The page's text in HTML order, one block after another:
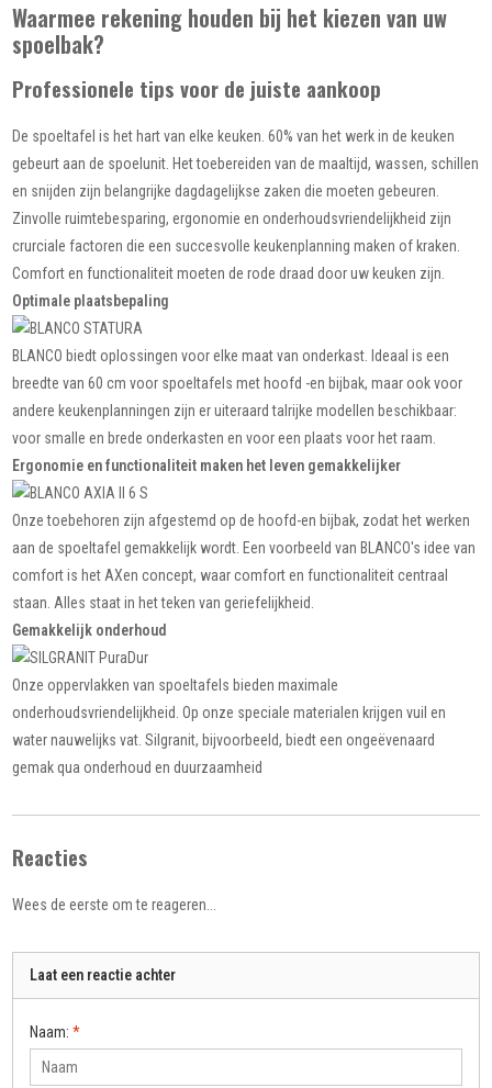
Waarmee rekening houden bij het kiezen van uw
spoelbak?
Professionele tips voor de juiste aankoop
De spoeltafel is het hart van elke keuken. 60% van het werk in de keuken
gebeurt aan de spoelunit. Het toebereiden van de maaltijd, wassen, schillen
en snijden zijn belangrijke dagdagelijkse zaken die moeten gebeuren.
Zinvolle ruimtebesparing, ergonomie en onderhoudsvriendelijkheid zijn
crurciale factoren die een succesvolle keukenplanning maken of kraken.
Comfort en functionaliteit moeten de rode draad door uw keuken zijn.
Optimale plaatsbepaling
BLANCO biedt oplossingen voor elke maat van onderkast. Ideaal is een
breedte van 60 cm voor spoeltafels met hoofd -en bijbak, maar ook voor
andere keukenplanningen zijn er uiteraard talrijke modellen beschikbaar:
voor smalle en brede onderkasten en voor een plaats voor het raam.
Ergonomie en functionaliteit maken het leven gemakkelijker
Onze toebehoren zijn afgestemd op de hoofd-en bijbak, zodat het werken
aan de spoeltafel gemakkelijk wordt. Een voorbeeld van BLANCO's idee van
comfort is het AXen concept, waar comfort en functionaliteit centraal
staan. Alles staat in het teken van geriefelijkheid.
Gemakkelijk onderhoud
Onze oppervlakken van spoeltafels bieden maximale
onderhoudsvriendelijkheid. Op onze speciale materialen krijgen vuil en
water nauwelijks vat. Silgranit, bijvoorbeeld, biedt een ongeëvenaard
gemak qua onderhoud en duurzaamheid
Reacties
Wees de eerste om te reageren...
Laat een reactie achter
Naam:*